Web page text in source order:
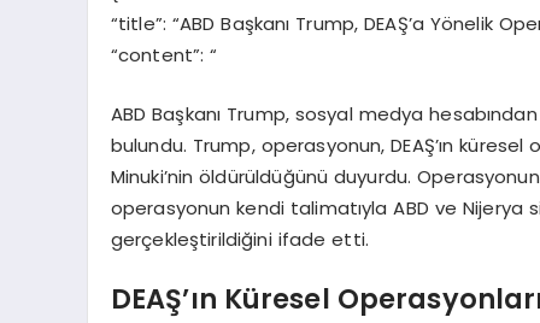
“title”: “ABD Başkanı Trump, DEAŞ’a Yönelik
“content”: “
ABD Başkanı Trump, sosyal medya
bulundu. Trump, operasyonun, DEAŞ’ın
Minuki’nin öldürüldüğünü duyurdu.
operasyonun kendi talimatıyla ABD ve Nijerya
gerçekleştirildiğini ifade etti.
DEAŞ’ın Küresel